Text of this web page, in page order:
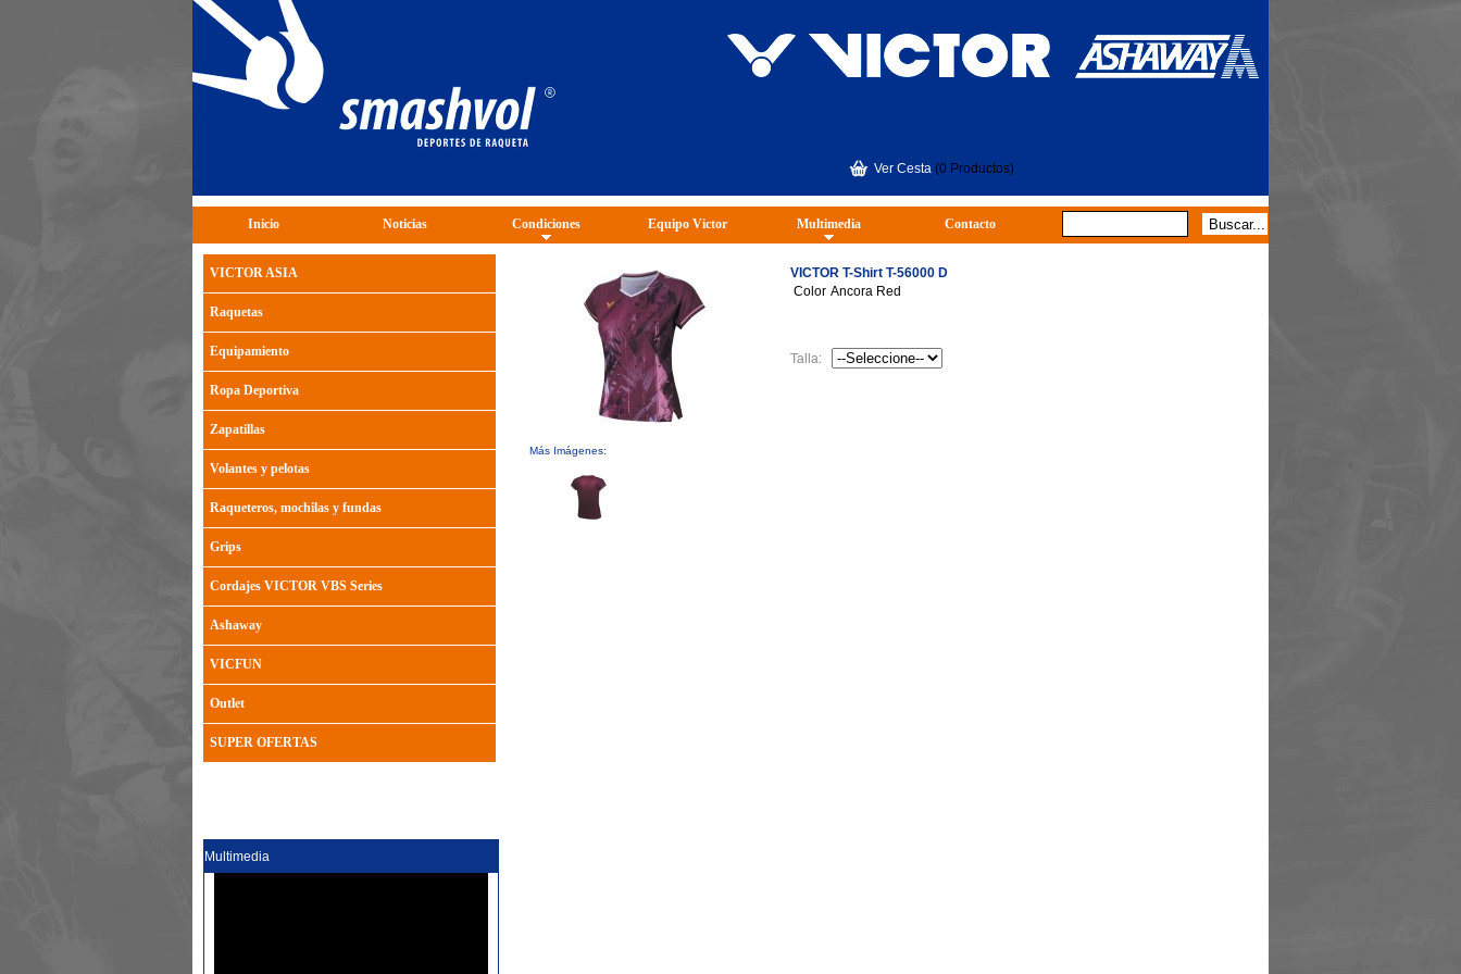
Inicio Noticias Condiciones Equipo Victor Multimedia Contacto
Más Imágenes:
VICTOR T-Shirt T-56000 D
Color Ancora Red
Talla:
VICTOR ASIA
Raquetas
Equipamiento
Ropa Deportiva
Zapatillas
Volantes y pelotas
Raqueteros, mochilas y fundas
Grips
Cordajes VICTOR VBS Series
Ashaway
VICFUN
Outlet
SUPER OFERTAS
Multimedia
Ver Cesta (0 Productos)